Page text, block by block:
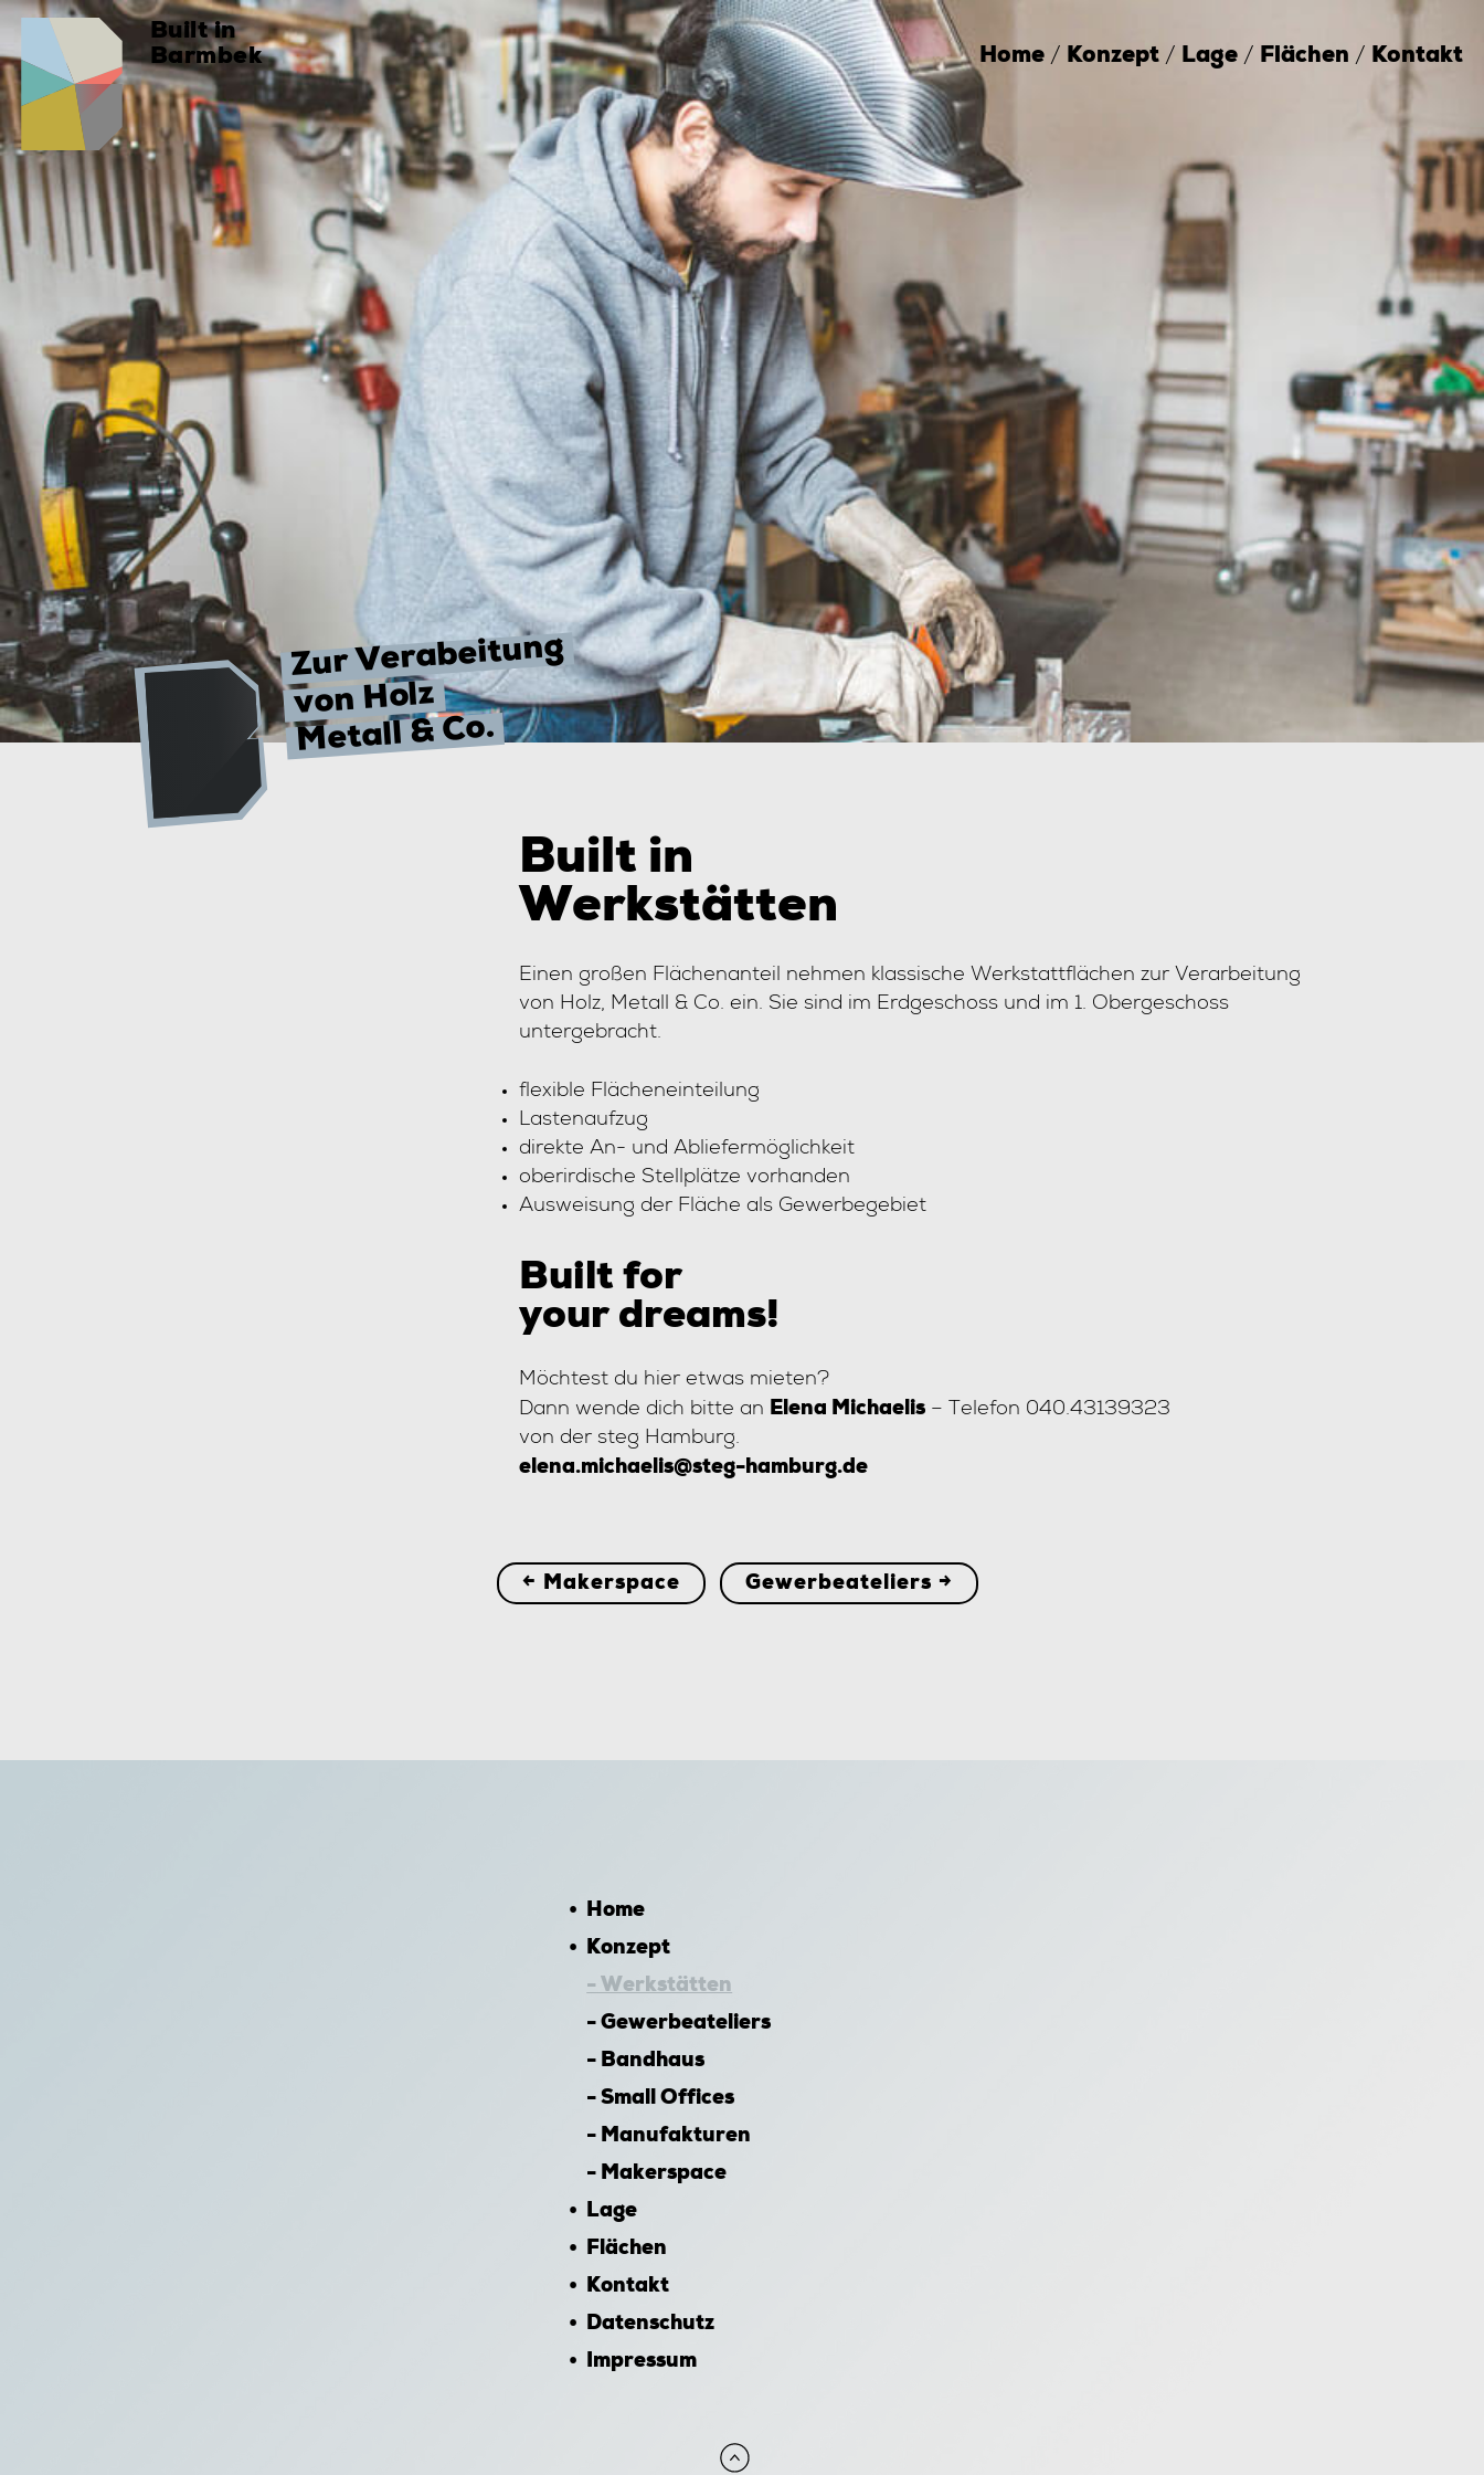
Built in
Barmbek
Home / Konzept/ Lage/ Flächen / Kontakt
Zur Verabeitung
von Holz
Metall & Co.
Built in
Werkstätten
Einen großen Flächenanteil nehmen klassische Werkstattflächen zur Verarbeitung
von Holz, Metall & Co. ein. Sie sind im Erdgeschoss und im 1. Obergeschoss
untergebracht.
flexible Flächeneinteilung
Lastenaufzug
direkte An- und Abliefermöglichkeit
oberirdische Stellplätze vorhanden
Ausweisung der Fläche als Gewerbegebiet
Built for
your dreams!
Möchtest du hier etwas mieten?
Dann wende dich bitte an Elena Michaelis – Telefon 040.43139323
von der steg Hamburg.
elena.michaelis@steg-hamburg.de
← Makerspace Gewerbeateliers →
Home
Konzept
- Werkstätten
- Gewerbeateliers
- Bandhaus
- Small Offices
- Manufakturen
- Makerspace
Lage
Flächen
Kontakt
Datenschutz
Impressum